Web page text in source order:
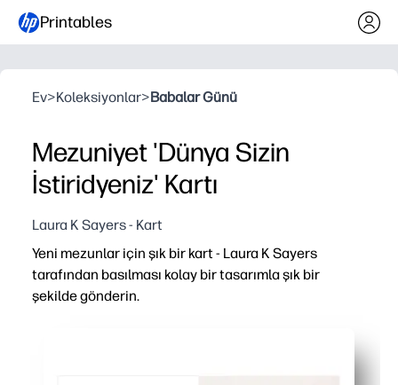
Printables
Ev>Koleksiyonlar>Babalar Günü
Mezuniyet 'Dünya Sizin
İstiridyeniz' Kartı
Laura K Sayers - Kart
Yeni mezunlar için şık bir kart - Laura K Sayers
tarafından basılması kolay bir tasarımla şık bir
şekilde gönderin.
İçini mezunun adı ve içten bir mesajla